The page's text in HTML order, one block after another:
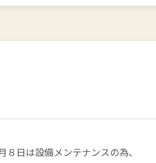
８日は設備メンテナンスの為、